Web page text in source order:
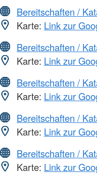
Bereitschaften /
Karte: Link zur
Bereitschaften /
Karte: Link zur
Bereitschaften /
Karte: Link zur
Bereitschaften /
Karte: Link zur
Bereitschaften /
Karte: Link zur